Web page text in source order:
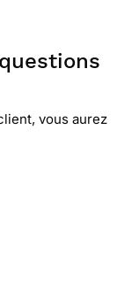
vous aurez